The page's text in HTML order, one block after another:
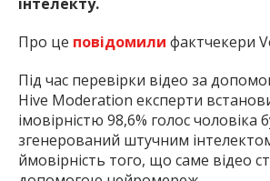
Про це повідомили фактчекери
Під час перевірки відео за
Hive Moderation експерти
імовірністю 98,6% голос чоловіка
згенерований штучним
ймовірність того, що саме відео